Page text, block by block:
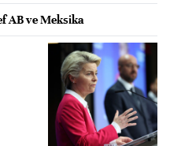
AB ve Meksika